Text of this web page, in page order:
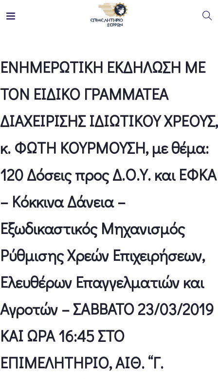
ΕΝΗΜΕΡΩΤΙΚΗ ΕΚΔΗΛΩΣΗ ΜΕ
ΤΟΝ ΕΙΔΙΚΟ ΓΡΑΜΜΑΤΕΑ
ΔΙΑΧΕΙΡΙΣΗΣ ΙΔΙΩΤΙΚΟΥ ΧΡΕΟΥΣ,
κ. ΦΩΤΗ ΚΟΥΡΜΟΥΣΗ, με θέμα:
120 Δόσεις προς Δ.Ο.Υ. και ΕΦΚΑ
– Κόκκινα Δάνεια –
Εξωδικαστικός Μηχανισμός
Ρύθμισης Χρεών Επιχειρήσεων,
Ελευθέρων Επαγγελματιών και
Αγροτών – ΣΑΒΒΑΤΟ 23/03/2019
ΚΑΙ ΩΡΑ 16:45 ΣΤΟ
ΕΠΙΜΕΛΗΤΗΡΙΟ, ΑΙΘ. “Γ.